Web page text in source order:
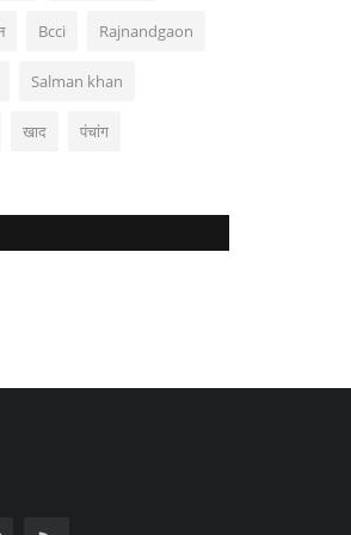
Bcci Rajnandgaon
Salman khan
खाद पंचांग